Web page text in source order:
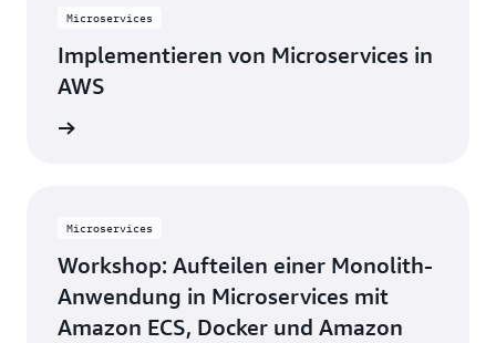
Microservices
Implementieren von Microservices in
AWS
Microservices
Workshop: Aufteilen einer Monolith-
Anwendung in Microservices mit
Amazon ECS, Docker und Amazon